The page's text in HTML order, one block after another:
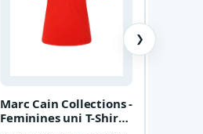
Marc Cain Collections -
Feminines uni T-Shirt
❯